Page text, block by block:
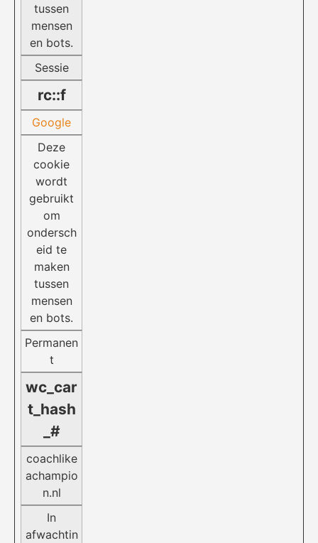
tussen
mensen
en bots.
Sessie
rc::f
Google
Deze
cookie
wordt
gebruikt
om
ondersch
eid te
maken
tussen
mensen
en bots.
Permanen
t
wc_car
t_hash
_#
coachlike
achampio
n.nl
In
afwachtin